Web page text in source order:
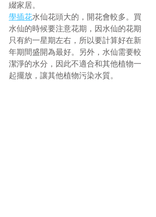
綴家居。
學插花水仙花頭大的，開花會較多。買
水仙的時候要注意花期，因水仙的花期
只有約一星期左右，所以要計算好在新
年期間盛開為最好。另外，水仙需要較
潔淨的水分，因此不適合和其他植物一
起擺放，讓其他植物污染水質。